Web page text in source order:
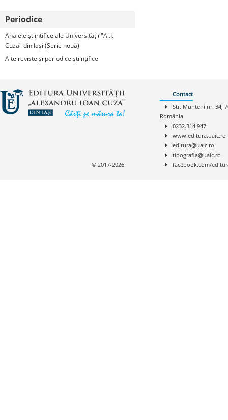
Periodice
Analele științifice ale Universității "Al.I.
Cuza" din Iași (Serie nouă)
Alte reviste și periodice științifice
Contact
Str. Munteni nr. 34,
România
0232.314.947
www.editura.uaic.ro
editura@uaic.ro
tipografia@uaic.ro
facebook.com/
© 2017-2026